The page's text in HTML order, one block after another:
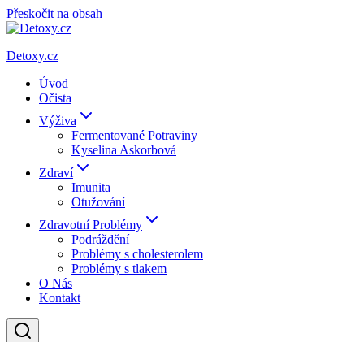
Přeskočit na obsah
Detoxy.cz
Úvod
Očista
Výživa
Fermentované Potraviny
Kyselina Askorbová
Zdraví
Imunita
Otužování
Zdravotní Problémy
Podráždění
Problémy s cholesterolem
Problémy s tlakem
O Nás
Kontakt